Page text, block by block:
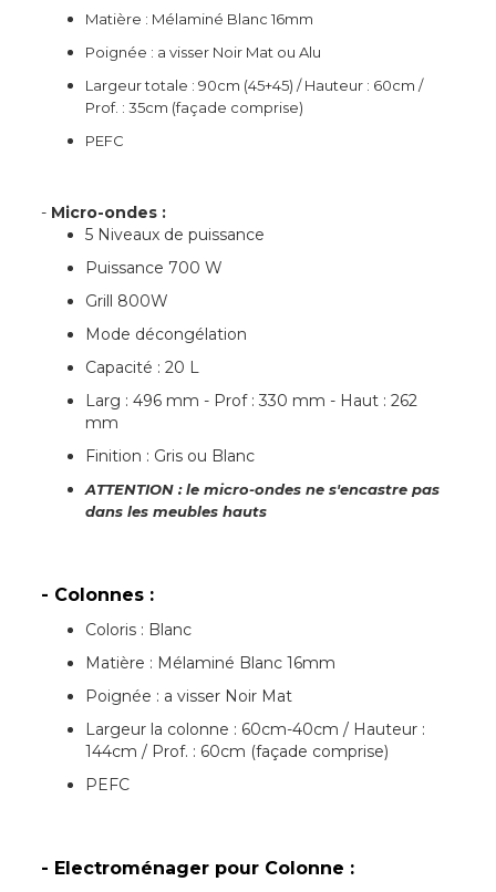
Matière : Mélaminé Blanc 16mm
Poignée : a visser Noir Mat ou Alu
Largeur totale : 90cm (45+45) / Hauteur : 60cm /
Prof. : 35cm (façade comprise)
PEFC
- Micro-ondes :
5 Niveaux de puissance
Puissance 700 W
Grill 800W
Mode décongélation
Capacité : 20 L
Larg : 496 mm - Prof : 330 mm - Haut : 262
mm
Finition : Gris ou Blanc
ATTENTION : le micro-ondes ne s'encastre pas
dans les meubles hauts
- Colonnes :
Coloris : Blanc
Matière : Mélaminé Blanc 16mm
Poignée : a visser Noir Mat
Largeur la colonne : 60cm-40cm / Hauteur :
144cm / Prof. : 60cm (façade comprise)
PEFC
- Electroménager pour Colonne :